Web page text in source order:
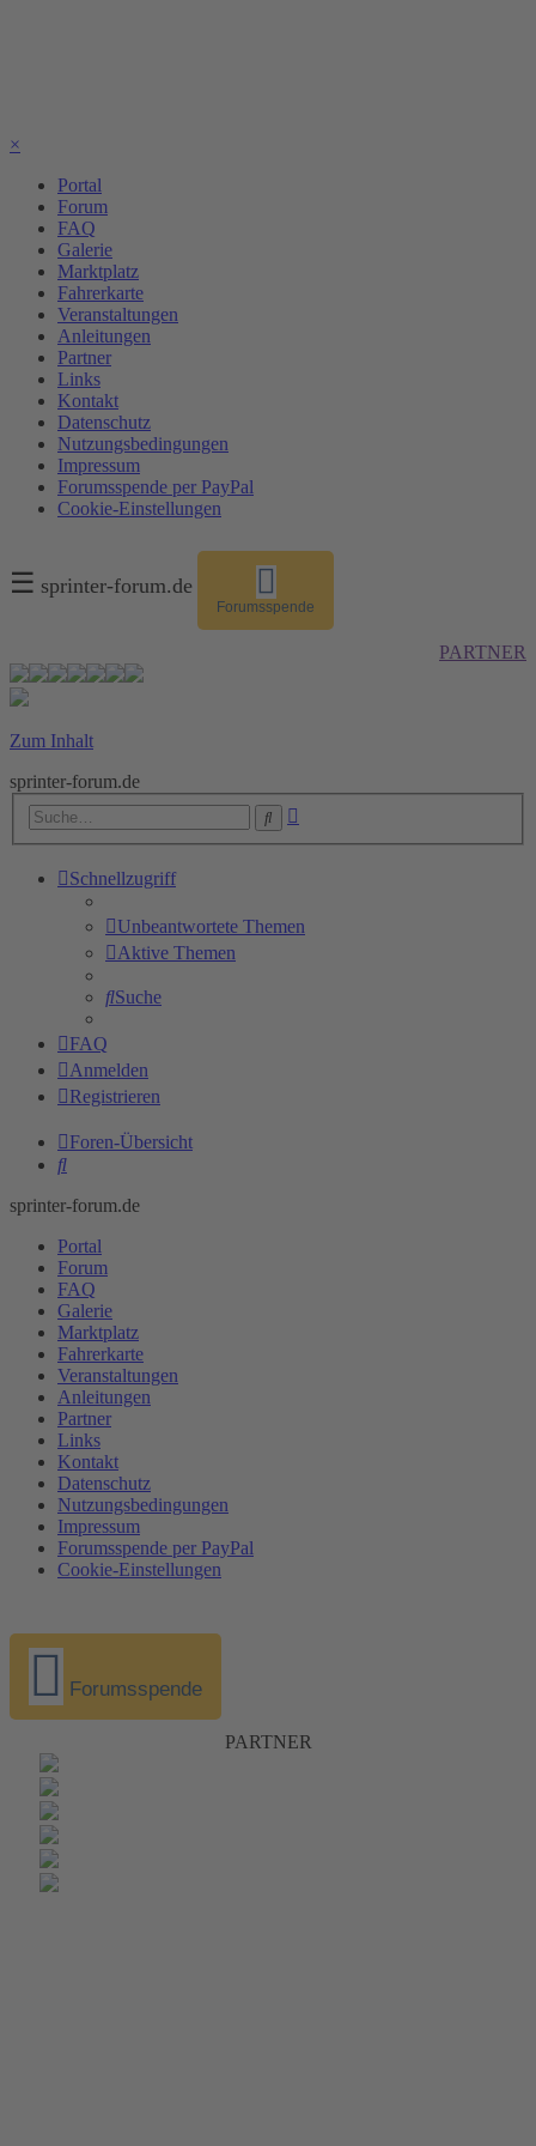
×
Portal
Forum
FAQ
Galerie
Marktplatz
Fahrerkarte
Veranstaltungen
Anleitungen
Partner
Links
Kontakt
Datenschutz
Nutzungsbedingungen
Impressum
Forumsspende per PayPal
Cookie-Einstellungen
☰ sprinter-forum.de
Forumsspende
PARTNER
Zum Inhalt
sprinter-forum.de
Suche
Schnellzugriff
Unbeantwortete Themen
Aktive Themen
Suche
FAQ
Anmelden
Registrieren
Foren-Übersicht
Suche
sprinter-forum.de
Portal
Forum
FAQ
Galerie
Marktplatz
Fahrerkarte
Veranstaltungen
Anleitungen
Partner
Links
Kontakt
Datenschutz
Nutzungsbedingungen
Impressum
Forumsspende per PayPal
Cookie-Einstellungen
Forumsspende
PARTNER